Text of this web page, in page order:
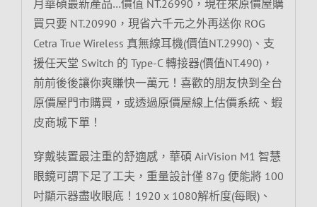
月華碩最新產品…價值 NT.26990，現在來原價屋購
買只要 NT.20990，現省六千元之外再送你 ROG
Cetra True Wireless 真無線耳機(價值NT.2990)、支
援任天堂 Switch 的 Type-C 轉接器(價值NT.490)，
前前後後讓你爽賺快一萬元！喜歡的朋友快到全台
原價屋門市購買，或透過原價屋線上估價系統、蝦
皮商城下單！
穿戴裝置最注重的舒適感，華碩 AirVision M1 智慧
眼鏡可謂下足了工夫，重量設計僅 87g 便能將 100
吋顯示器盡收眼底！1920 x 1080解析度(每眼)、